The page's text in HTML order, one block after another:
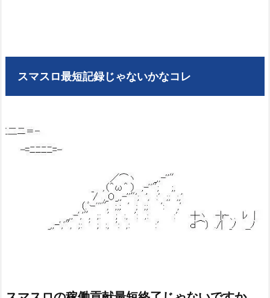
スマスロ最短記録じゃないかなコレ